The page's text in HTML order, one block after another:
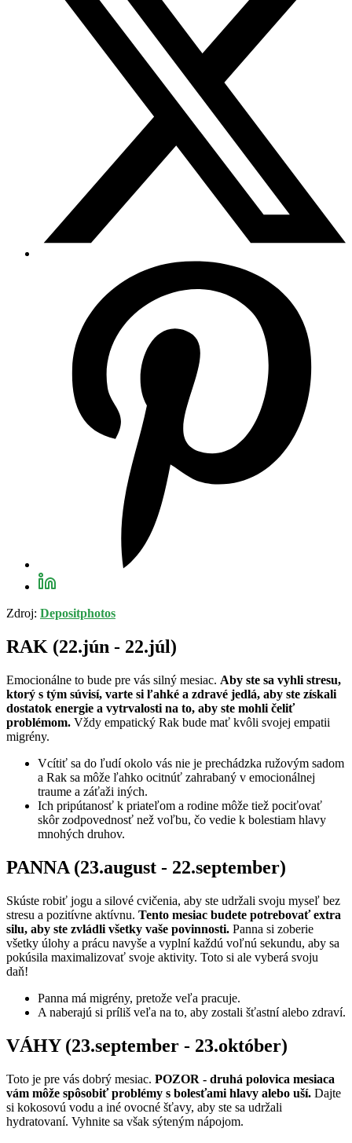
Zdroj: Depositphotos
RAK (22.jún - 22.júl)
Emocionálne to bude pre vás silný mesiac. Aby ste sa vyhli stresu,
ktorý s tým súvisí, varte si ľahké a zdravé jedlá, aby ste získali
dostatok energie a vytrvalosti na to, aby ste mohli čeliť
problémom. Vždy empatický Rak bude mať kvôli svojej empatii
migrény.
Vcítiť sa do ľudí okolo vás nie je prechádzka ružovým sadom
a Rak sa môže ľahko ocitnúť zahrabaný v emocionálnej
traume a záťaži iných.
Ich pripútanosť k priateľom a rodine môže tiež pociťovať
skôr zodpovednosť než voľbu, čo vedie k bolestiam hlavy
mnohých druhov.
PANNA (23.august - 22.september)
Skúste robiť jogu a silové cvičenia, aby ste udržali svoju myseľ bez
stresu a pozitívne aktívnu. Tento mesiac budete potrebovať extra
silu, aby ste zvládli všetky vaše povinnosti. Panna si zoberie
všetky úlohy a prácu navyše a vyplní každú voľnú sekundu, aby sa
pokúsila maximalizovať svoje aktivity. Toto si ale vyberá svoju
daň!
Panna má migrény, pretože veľa pracuje.
A naberajú si príliš veľa na to, aby zostali šťastní alebo zdraví.
VÁHY (23.september - 23.október)
Toto je pre vás dobrý mesiac. POZOR - druhá polovica mesiaca
vám môže spôsobiť problémy s bolesťami hlavy alebo uší. Dajte
si kokosovú vodu a iné ovocné šťavy, aby ste sa udržali
hydratovaní. Vyhnite sa však sýteným nápojom.